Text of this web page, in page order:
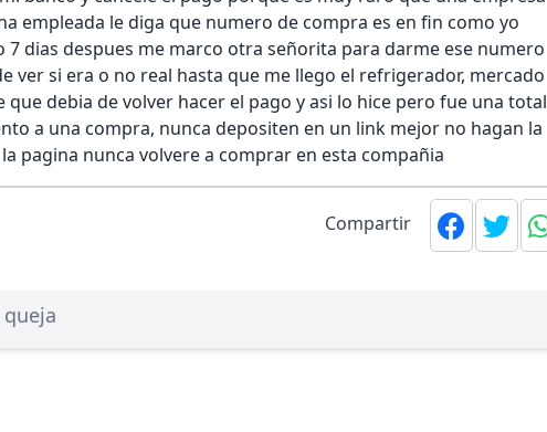
empleada le diga que numero de compra es en fin como yo
7 dias despues me marco otra señorita para darme ese numero
ver si era o no real hasta que me llego el refrigerador, mercado
que debia de volver hacer el pago y asi lo hice pero fue una total
a una compra, nunca depositen en un link mejor no hagan la
pagina nunca volvere a comprar en esta compañia
Compartir